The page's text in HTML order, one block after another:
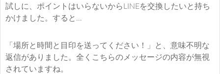
試しに、ポイントはいらないからLINEを交換したいと持ち
かけました。すると…
「場所と時間と目印を送ってください！」と、意味不明な
返信がありました。全くこちらのメッセージの内容が無視
されていますね。